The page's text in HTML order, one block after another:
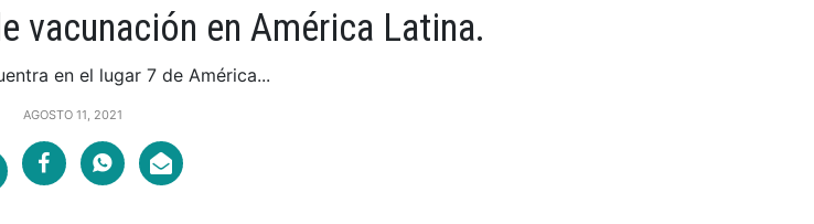
vacunación en América Latina.
en el lugar 7 de América...
AGOSTO 11, 2021